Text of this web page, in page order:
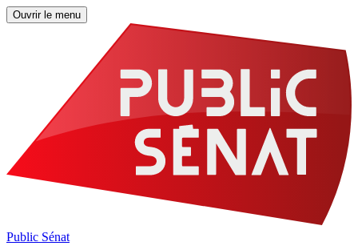
Ouvrir le menu
Public Sénat